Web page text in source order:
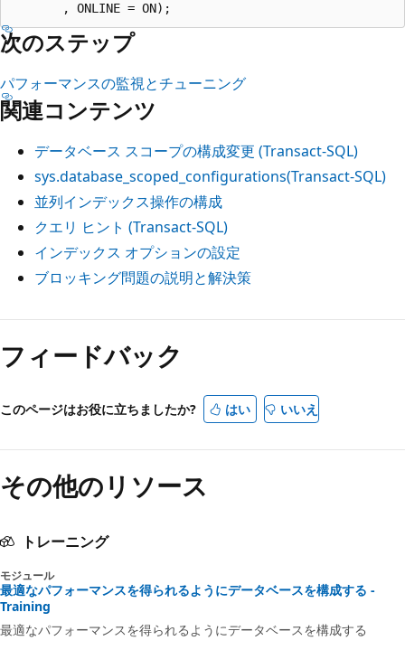
次のステップ
パフォーマンスの監視とチューニング
関連コンテンツ
データベース スコープの構成変更 (Transact-SQL)
sys.database_scoped_configurations(Transact-SQL)
並列インデックス操作の構成
クエリ ヒント (Transact-SQL)
インデックス オプションの設定
ブロッキング問題の説明と解決策
フィードバック
このページはお役に立ちましたか? はい いいえ
その他のリソース
トレーニング
モジュール
最適なパフォーマンスを得られるようにデータベースを構成する -
Training
最適なパフォーマンスを得られるようにデータベースを構成する